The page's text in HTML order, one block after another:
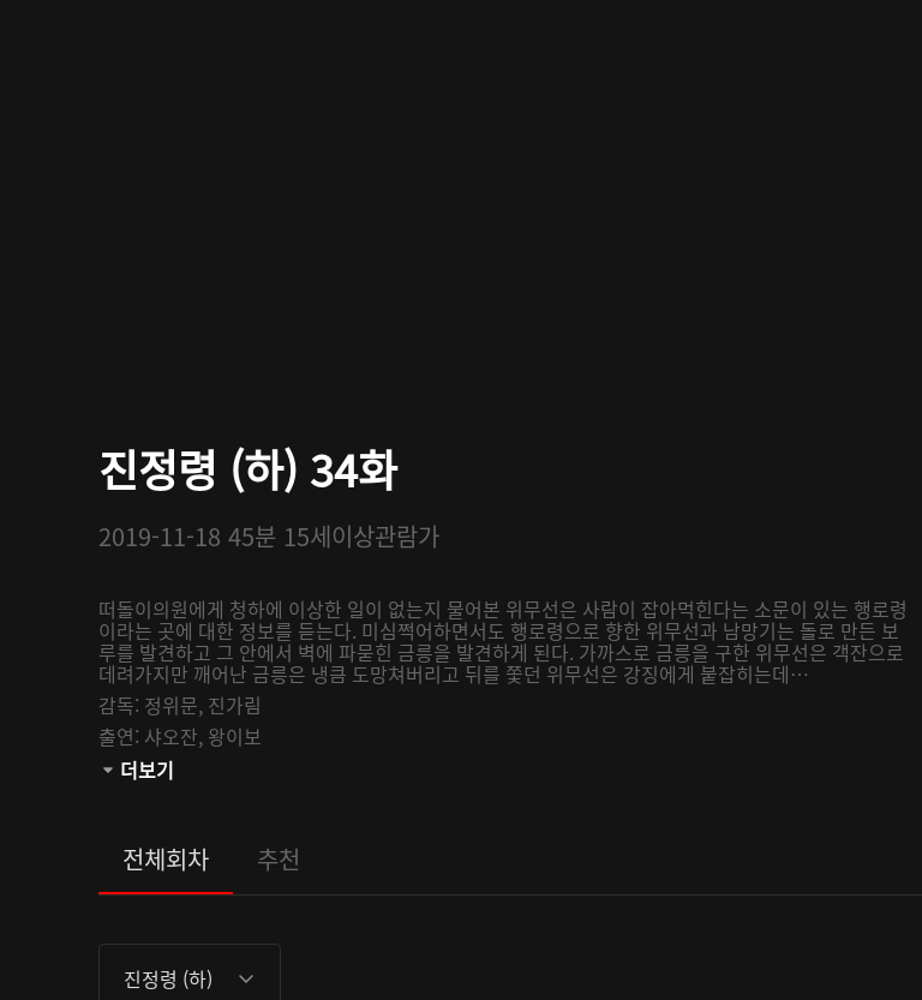
진정령 (하) 34화
2019-11-18 45분 15세이상관람가
떠돌이의원에게 청하에 이상한 일이 없는지 물어본 위무선은 사람이 잡아먹힌다는 소문이 있는 행로령
이라는 곳에 대한 정보를 듣는다. 미심쩍어하면서도 행로령으로 향한 위무선과 남망기는 돌로 만든 보
루를 발견하고 그 안에서 벽에 파묻힌 금릉을 발견하게 된다. 가까스로 금릉을 구한 위무선은 객잔으로
데려가지만 깨어난 금릉은 냉큼 도망쳐버리고 뒤를 쫓던 위무선은 강징에게 붙잡히는데…
감독: 정위문, 진가림
출연: 샤오잔, 왕이보
관람등급:
더보기
전체회차 추천
진정령 (하)